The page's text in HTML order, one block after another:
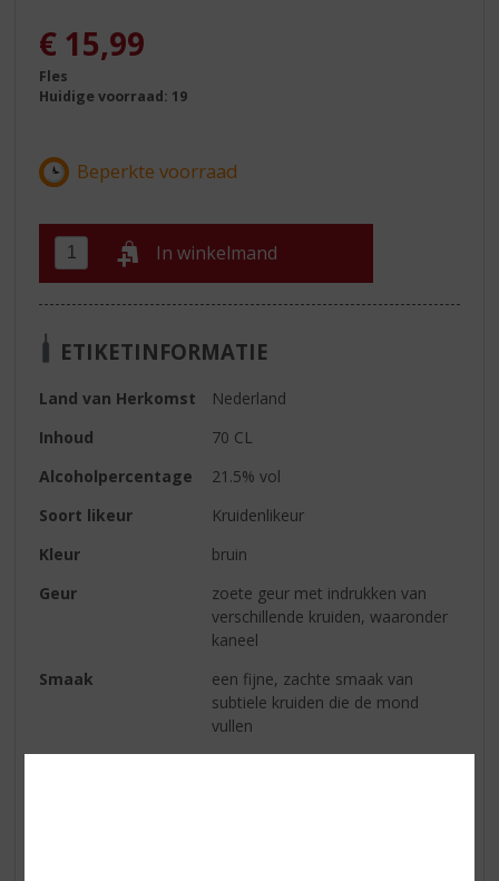
€ 15,99
Fles
Huidige voorraad: 19
In winkelmand
ETIKETINFORMATIE
Land van Herkomst
Nederland
Inhoud
70 CL
Alcoholpercentage
21.5% vol
Soort likeur
Kruidenlikeur
Kleur
bruin
Geur
zoete geur met indrukken van
verschillende kruiden, waaronder
kaneel
Smaak
een fijne, zachte smaak van
subtiele kruiden die de mond
vullen